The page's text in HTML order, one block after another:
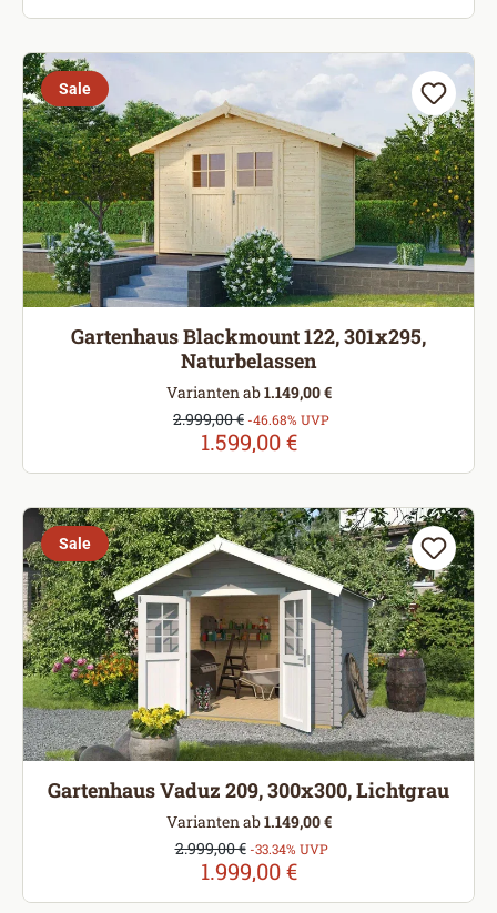
Sale
Gartenhaus Blackmount 122, 301x295,
Naturbelassen
Varianten ab1.149,00 €
Verkaufspreis:
1.599,00 €
Regulärer Preis:
2.999,00 € -46.68% UVP
Sale
Gartenhaus Vaduz 209, 300x300, Lichtgrau
Varianten ab1.149,00 €
Verkaufspreis:
1.999,00 €
Regulärer Preis:
2.999,00 € -33.34% UVP